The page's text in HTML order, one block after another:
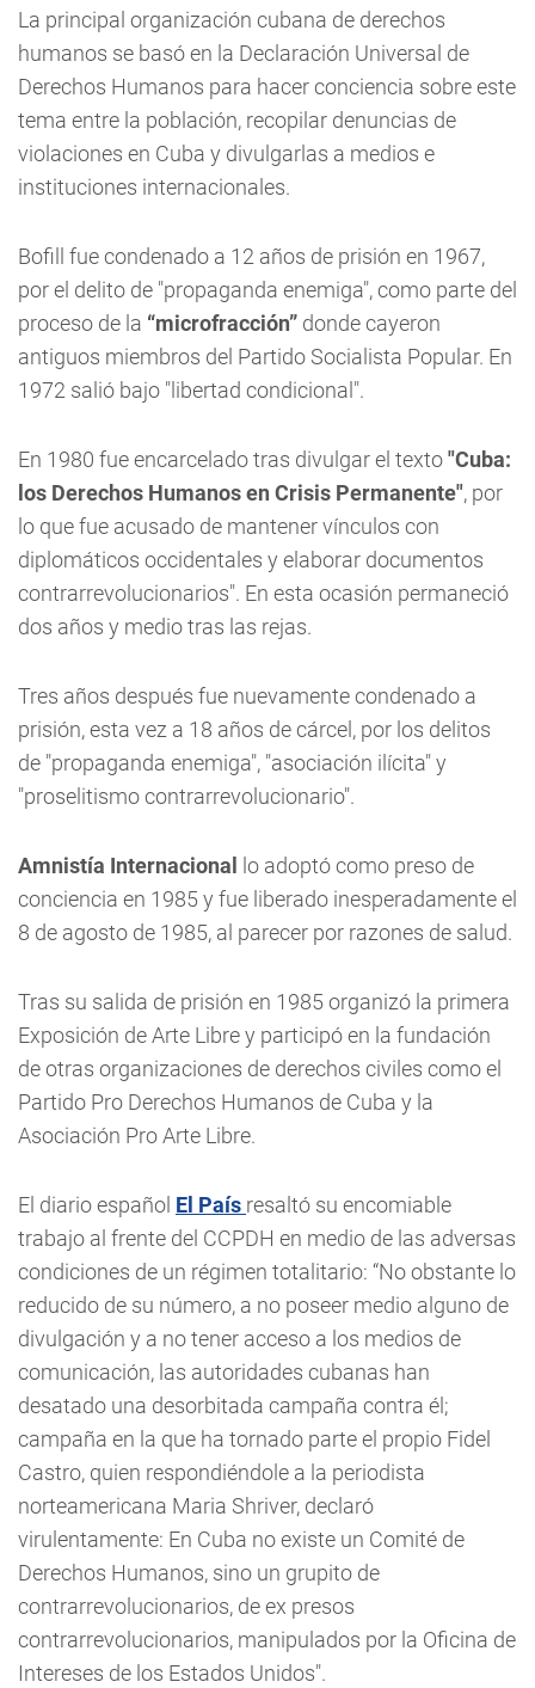
La principal organización cubana de derechos
humanos se basó en la Declaración Universal de
Derechos Humanos para hacer conciencia sobre este
tema entre la población, recopilar denuncias de
violaciones en Cuba y divulgarlas a medios e
instituciones internacionales.
Bofill fue condenado a 12 años de prisión en 1967,
por el delito de "propaganda enemiga", como parte del
proceso de la “microfracción” donde cayeron
antiguos miembros del Partido Socialista Popular. En
1972 salió bajo "libertad condicional".
En 1980 fue encarcelado tras divulgar el texto"Cuba:
los Derechos Humanos en Crisis Permanente", por
lo que fue acusado de mantener vínculos con
diplomáticos occidentales y elaborar documentos
contrarrevolucionarios". En esta ocasión permaneció
dos años y medio tras las rejas.
Tres años después fue nuevamente condenado a
prisión, esta vez a 18 años de cárcel, por los delitos
de "propaganda enemiga", "asociación ilícita" y
"proselitismo contrarrevolucionario".
Amnistía Internacional
lo adoptó como preso de
conciencia en 1985 y fue liberado inesperadamente el
8 de agosto de 1985, al parecer por razones de salud.
Tras su salida de prisión en 1985 organizó la primera
Exposición de Arte Libre y participó en la fundación
de otras organizaciones de derechos civiles como el
Partido Pro Derechos Humanos de Cuba y la
Asociación Pro Arte Libre.
El diario español El País resaltó su encomiable
trabajo al frente del CCPDH en medio de las adversas
condiciones de un régimen totalitario: “No obstante lo
reducido de su número, a no poseer medio alguno de
divulgación y a no tener acceso a los medios de
comunicación, las autoridades cubanas han
desatado una desorbitada campaña contra él;
campaña en la que ha tornado parte el propio Fidel
Castro, quien respondiéndole a la periodista
norteamericana Maria Shriver, declaró
virulentamente: En Cuba no existe un Comité de
Derechos Humanos, sino un grupito de
contrarrevolucionarios, de ex presos
contrarrevolucionarios, manipulados por la Oficina de
Intereses de los Estados Unidos".